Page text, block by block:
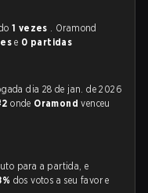
1 vezes . Oramond
e 0 partidas
dia 28 de jan. de 2026
onde Oramondvenceu
para a partida, e
dos votos a seu favor e